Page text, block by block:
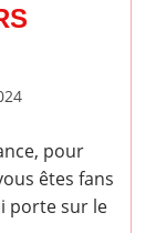
pour
êtes fans
porte sur le